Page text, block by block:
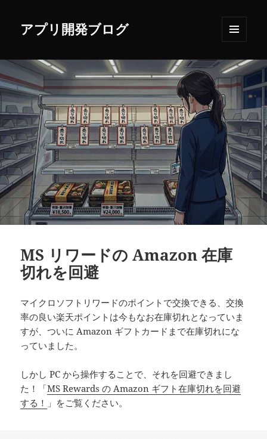
アプリ開発ブログ
ーとウ
ィジェ
ット
MS リワードの Amazon 在庫
切れを回避
マイクロソフトリワードのポイントで交換できる、交換
率の良い楽天ポイントは今もなお在庫切れとなっていま
すが、ついに Amazon ギフトカードまで在庫切れにな
っていました。
しかし PC から操作することで、それを回避できまし
た！「MS Rewards の Amazon ギフト在庫切れを回避
する！ 」をご覧ください。